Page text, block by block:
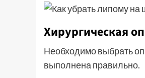
Хирургическая
Необходимо выбрать
выполнена правильно.